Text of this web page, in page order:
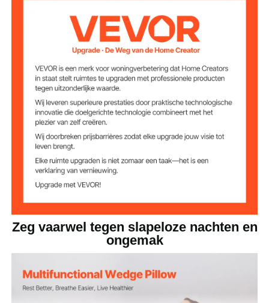
donkergrijs
Omslagmateriaal fluweel
Vulmateriaal
Ondersteuningsku
ssen/driehoekkus
sen/beenverhogin
gskussen
dichtheid
Halfmaankussen
30D gel-traagschuim met
7,4 lbs / 3,35 kg
Productafmetingen
a=29 inch / 740 mm
Zeg vaarwel tegen slapeloze nachten en
ongemak